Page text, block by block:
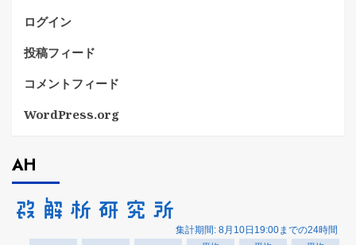
ログイン
投稿フィード
コメントフィード
WordPress.org
AH